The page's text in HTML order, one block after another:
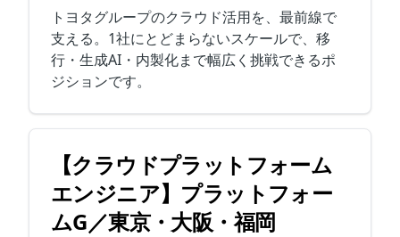
トヨタグループのクラウド活用を、最前線で
支える。1社にとどまらないスケールで、移
行・生成AI・内製化まで幅広く挑戦できるポ
ジションです。
【クラウドプラットフォーム
エンジニア】プラットフォー
ムG／東京・大阪・福岡